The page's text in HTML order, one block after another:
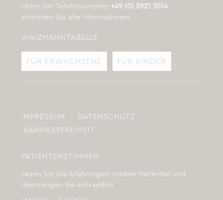
Unter der Telefonnummer +49 (0) 5921 5514
erreichen Sie alle Informationen.
WAIZMANNTABELLE
FÜR ERWACHSENE FÜR KINDER
IMPRESSUM . DATENSCHUTZ .
BARRIEREFREIHEIT
PATIENTENSTIMMEN
Lesen Sie die Erfahrungen unserer Patienten und
überzeugen Sie sich selbst